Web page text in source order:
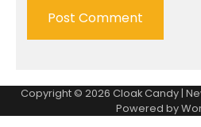
Copyright © 2026 Cloak Candy |
Powered by